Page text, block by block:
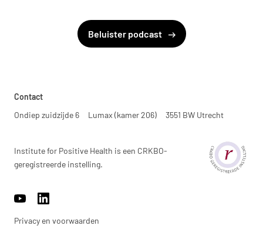
Beluister podcast
Contact
Ondiep zuidzijde 6
Lumax (kamer 206) 3551 BW Utrecht
Institute for Positive Health is een CRKBO-
geregistreerde instelling.
Privacy en voorwaarden
https://www.youtube.com/channel/